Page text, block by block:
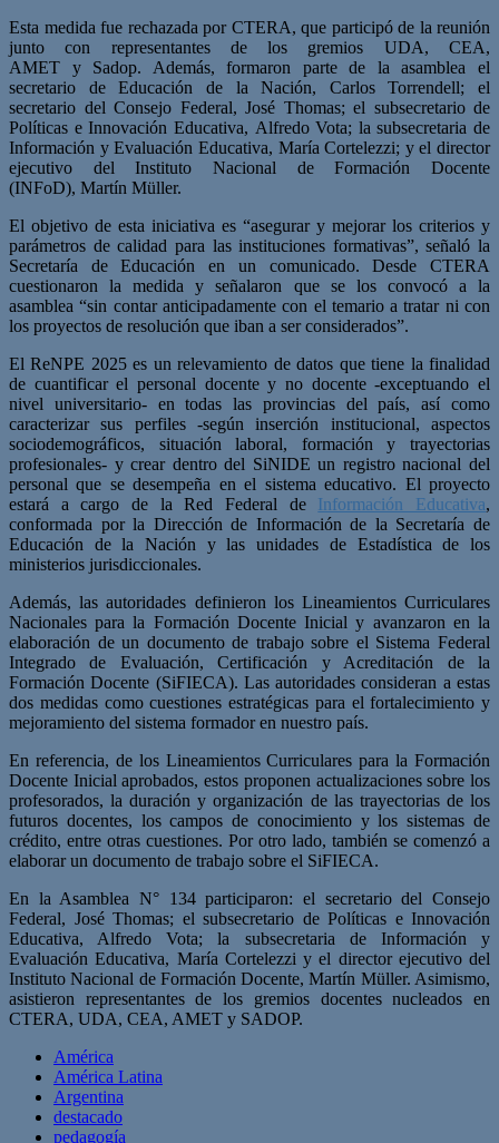
Esta medida fue rechazada por CTERA, que participó de la reunión
junto con representantes de los gremios UDA, CEA,
AMET y Sadop. Además, formaron parte de la asamblea el
secretario de Educación de la Nación, Carlos Torrendell; el
secretario del Consejo Federal, José Thomas; el subsecretario de
Políticas e Innovación Educativa, Alfredo Vota; la subsecretaria de
Información y Evaluación Educativa, María Cortelezzi; y el director
ejecutivo del Instituto Nacional de Formación Docente
(INFoD), Martín Müller.
El objetivo de esta iniciativa es “asegurar y mejorar los criterios y
parámetros de calidad para las instituciones formativas”, señaló la
Secretaría de Educación en un comunicado. Desde CTERA
cuestionaron la medida y señalaron que se los convocó a la
asamblea “sin contar anticipadamente con el temario a tratar ni con
los proyectos de resolución que iban a ser considerados”.
El ReNPE 2025 es un relevamiento de datos que tiene la finalidad
de cuantificar el personal docente y no docente -exceptuando el
nivel universitario- en todas las provincias del país, así como
caracterizar sus perfiles -según inserción institucional, aspectos
sociodemográficos, situación laboral, formación y trayectorias
profesionales- y crear dentro del SiNIDE un registro nacional del
personal que se desempeña en el sistema educativo. El proyecto
estará a cargo de la Red Federal de Información Educativa,
conformada por la Dirección de Información de la Secretaría de
Educación de la Nación y las unidades de Estadística de los
ministerios jurisdiccionales.
Además, las autoridades definieron los Lineamientos Curriculares
Nacionales para la Formación Docente Inicial y avanzaron en la
elaboración de un documento de trabajo sobre el Sistema Federal
Integrado de Evaluación, Certificación y Acreditación de la
Formación Docente (SiFIECA). Las autoridades consideran a estas
dos medidas como cuestiones estratégicas para el fortalecimiento y
mejoramiento del sistema formador en nuestro país.
En referencia, de los Lineamientos Curriculares para la Formación
Docente Inicial aprobados, estos proponen actualizaciones sobre los
profesorados, la duración y organización de las trayectorias de los
futuros docentes, los campos de conocimiento y los sistemas de
crédito, entre otras cuestiones. Por otro lado, también se comenzó a
elaborar un documento de trabajo sobre el SiFIECA.
En la Asamblea N° 134 participaron: el secretario del Consejo
Federal, José Thomas; el subsecretario de Políticas e Innovación
Educativa, Alfredo Vota; la subsecretaria de Información y
Evaluación Educativa, María Cortelezzi y el director ejecutivo del
Instituto Nacional de Formación Docente, Martín Müller. Asimismo,
asistieron representantes de los gremios docentes nucleados en
CTERA, UDA, CEA, AMET y SADOP.
América
América Latina
Argentina
destacado
pedagogía